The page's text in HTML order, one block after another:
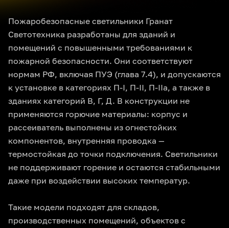
Пожаробезопасные светильники Гранат
Светотехника разработаны для зданий и
помещений с повышенными требованиями к
пожарной безопасности. Они соответствуют
нормам РФ, включая ПУЭ (глава 7.4), и допускаются
к установке в категориях П-I, П-II, П-IIа, а также в
зданиях категорий В, Г, Д. В конструкции не
применяются горючие материалы: корпус и
рассеиватель выполнены из огнестойких
компонентов, внутренняя проводка —
термостойкая до точки подключения. Светильники
не поддерживают горение и остаются стабильными
даже при воздействии высоких температур.
Такие модели подходят для складов,
производственных помещений, объектов с